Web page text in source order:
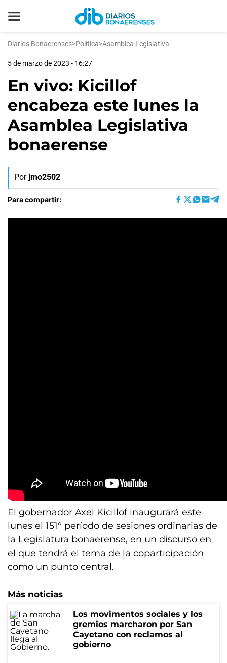
Diarios Bonaerenses>Política>Asamblea Legislativa
5 de marzo de 2023 - 16:27
En vivo: Kicillof
encabeza este lunes la
Asamblea Legislativa
bonaerense
Por jmo2502
Para compartir:
El gobernador Axel Kicillof inaugurará este
lunes el 151° período de sesiones ordinarias de
la Legislatura bonaerense, en un discurso en
el que tendrá el tema de la coparticipación
como un punto central.
Más noticias
Los movimentos sociales y los
gremios marcharon por San
Cayetano con reclamos al
gobierno